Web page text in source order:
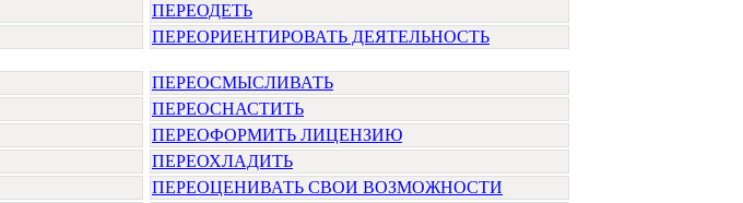
ПЕРЕОДЕТЬ
ПЕРЕОРИЕНТИРОВАТЬ ДЕЯТЕЛЬНОСТЬ
ПЕРЕОСМЫСЛИВАТЬ
ПЕРЕОСНАСТИТЬ
ПЕРЕОФОРМИТЬ ЛИЦЕНЗИЮ
ПЕРЕОХЛАДИТЬ
ПЕРЕОЦЕНИВАТЬ СВОИ ВОЗМОЖНОСТИ